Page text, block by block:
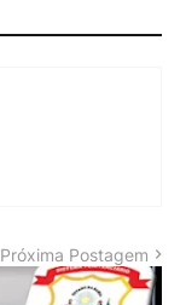
Próxima Postagem